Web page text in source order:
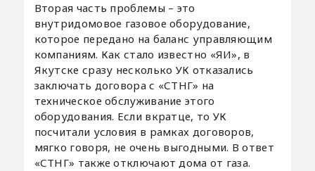
Вторая часть проблемы – это
внутридомовое газовое оборудование,
которое передано на баланс управляющим
компаниям. Как стало известно «ЯИ», в
Якутске сразу несколько УК отказались
заключать договора с «СТНГ» на
техническое обслуживание этого
оборудования. Если вкратце, то УК
посчитали условия в рамках договоров,
мягко говоря, не очень выгодными. В ответ
«СТНГ» также отключают дома от газа.